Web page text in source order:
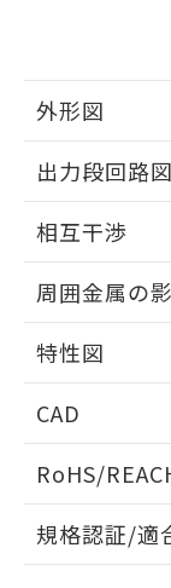
外形図
外形図
出力段回路図
出力段回路図
タイムチャート
相互干渉
相互干渉
A: 65mm以上、
周囲金属の
周囲金属の影響
特性図
検出物体の大き
CAD
ドすること
RoHS/
EU RoHS 注
規格認証/適
引
の
用
指
EU
51物質
※本証明
るもの
ものでは
また、
荷製品に
欄に対
既に当